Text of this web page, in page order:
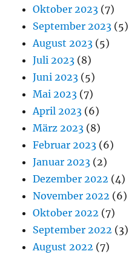
Oktober 2023 (7)
September 2023 (5)
August 2023 (5)
Juli 2023 (8)
Juni 2023 (5)
Mai 2023 (7)
April 2023 (6)
März 2023 (8)
Februar 2023 (6)
Januar 2023 (2)
Dezember 2022 (4)
November 2022 (6)
Oktober 2022 (7)
September 2022 (3)
August 2022 (7)